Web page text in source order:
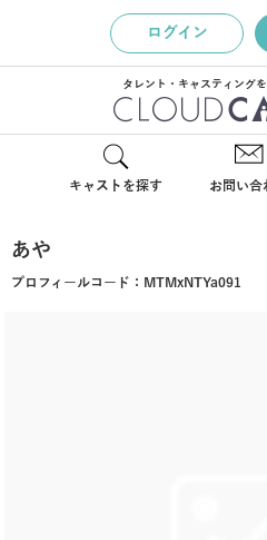
ログイン
タレント・キャスティング
キャストを探す お問い合
あや
プロフィールコード： MTMxNTYa091